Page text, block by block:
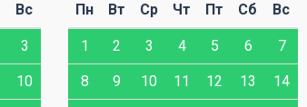
Вс
3
10
Пн Вт Ср Чт Пт Сб Вс
1 2 3 4 5 6 7
8 9 10 11 12 13 14